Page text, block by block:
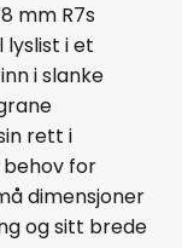
mm R7s
lyslist i et
i slanke
rett i
for
dimensjoner
og sitt brede